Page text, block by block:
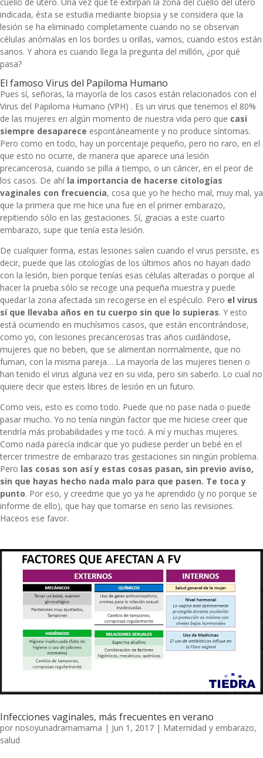
indicada, ésta se estudia mediante biopsia y se considera que la
lesión se ha eliminado completamente cuando no se observan
células anómalas en los bordes u orillas, vamos, cuando estos están
sanos. Y ahora es cuando llega la pregunta del millón, ¿por qué
pasa?
El famoso Virus del Papiloma Humano
Pues sí, señoras, la mayoría de los casos están relacionados con el
Virus del Papiloma Humano (VPH) . Es un virus que tenemos el 80%
de las mujeres en algún momento de nuestra vida pero que casi
siempre desaparece espontáneamente y no produce síntomas.
Pero como en todo, hay un porcentaje pequeño, pero no raro, en el
que esto no ocurre, de manera que aparece una lesión
precancerosa, cuando se pilla a tiempo, o un cáncer, en el peor de
los casos. De ahí la importancia de hacerse citologías
vaginales con frecuencia, cosa que yo he hecho mal, muy mal, ya
que la primera que me hice una fue en el primer embarazo,
repitiendo sólo en las gestaciones. Sí, gracias a este cuarto
embarazo, supe que tenía esta lesión.
De cualquier forma, estas lesiones salen cuando el virus persiste, es
decir, puede que las citologías de los últimos años no hayan dado
con la lesión, bien porque tenías esas células alteradas o porque al
hacer la prueba sólo se recoge una pequeña muestra y puede
quedar la zona afectada sin recogerse en el espéculo. Pero el virus
sí que llevaba años en tu cuerpo sin que lo supieras. Y esto
está ocurriendo en muchísimos casos, que están encontrándose,
como yo, con lesiones precancerosas tras años cuidándose,
mujeres que no beben, que se alimentan normalmente, que no
fuman, con la misma pareja… La mayoría de las mujeres tienen o
han tenido el virus alguna vez en su vida, pero sin saberlo. Lo cual no
quiere decir que esteis libres de lesión en un futuro.
Como veis, esto es como todo. Puede que no pase nada o puede
pasar mucho. Yo no tenía ningún factor que me hiciese creer que
tendría más probabilidades y me tocó. A mí y muchas mujeres.
Como nada parecía indicar que yo pudiese perder un bebé en el
tercer trimestre de embarazo tras gestaciones sin ningún problema.
Pero las cosas son así y estas cosas pasan, sin previo aviso,
sin que hayas hecho nada malo para que pasen. Te toca y
punto. Por eso, y creedme que yo ya he aprendido (y no porque se
informe de ello), que hay que tomarse en serio las revisiones.
Haceos ese favor.
Infecciones vaginales, más frecuentes en verano
por nosoyunadramamama | Jun 1, 2017 | Maternidad y embarazo,
salud